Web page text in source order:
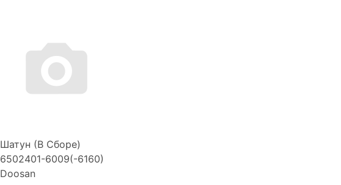
Шатун (В Сборе)
6502401-6009(-6160)
Doosan